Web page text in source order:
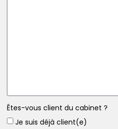
Êtes-vous client du cabinet ?
Je suis déjà client(e)